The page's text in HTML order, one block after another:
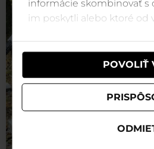
informácie skombinovať s
im poskytli alebo ktoré od
POVOLIŤ